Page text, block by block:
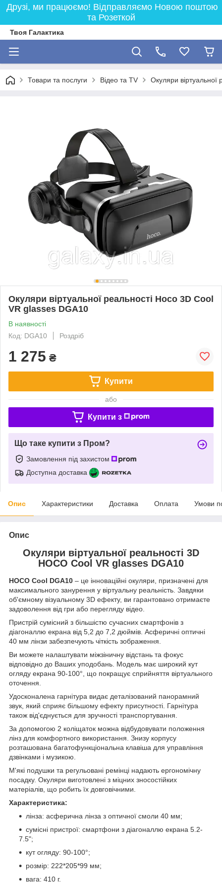
Друзі, ми працюємо! Відправляємо Новою поштою
та Розеткой
Твоя Галактика
Товари та послуги Відео та TV Окуляри віртуальної
Окуляри віртуальної реальності Hoco 3D Cool
VR glasses DGA10
В наявності
Код: DGA10
Роздріб
1 275 ₴
Купити
або
Купити з
Що таке купити з Пром?
Замовлення під захистом
Доступна доставка
Опис Характеристики Доставка Оплата Умови
Опис
Окуляри віртуальної реальності 3D
HOCO Cool VR glasses DGA10
HOCO Cool DGA10 – це інноваційні окуляри, призначені для
максимального занурення у віртуальну реальність. Завдяки
об'ємному візуальному 3D ефекту, ви гарантовано отримаєте
задоволення від гри або перегляду відео.
Пристрій сумісний з більшістю сучасних смартфонів з
діагоналлю екрана від 5,2 до 7,2 дюймів. Асферичні оптичні
40 мм лінзи забезпечують чіткість зображення.
Ви можете налаштувати міжзіничну відстань та фокус
відповідно до Ваших уподобань. Модель має широкий кут
огляду екрана 90-100°, що покращує сприйняття віртуального
оточення.
Удосконалена гарнітура видає деталізований панорамний
звук, який сприяє більшому ефекту присутності. Гарнітура
також від'єднується для зручності транспортування.
За допомогою 2 коліщаток можна відбудовувати положення
лінз для комфортного використання. Знизу корпусу
розташована багатофункціональна клавіша для управління
дзвінками і музикою.
М'які подушки та регульовані ремінці надають ергономічну
посадку. Окуляри виготовлені з міцних зносостійких
матеріалів, що робить їх довговічними.
Характеристика:
лінза: асферична лінза з оптичної смоли 40 мм;
сумісні пристрої: смартфони з діагоналлю екрана 5.2-
7.5";
кут огляду: 90-100°;
розмір: 222*205*99 мм;
вага: 410 г.